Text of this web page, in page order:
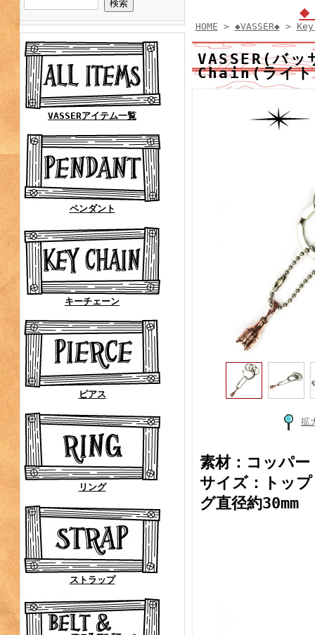
VASSERアイテム一覧
ペンダント
キーチェーン
ピアス
リング
ストラップ
◆
HOME > ◆VASSER◆>
VASSER(
Chain(ライト
拡
素材：コッパ
サイズ：トップ
グ直径約30mm